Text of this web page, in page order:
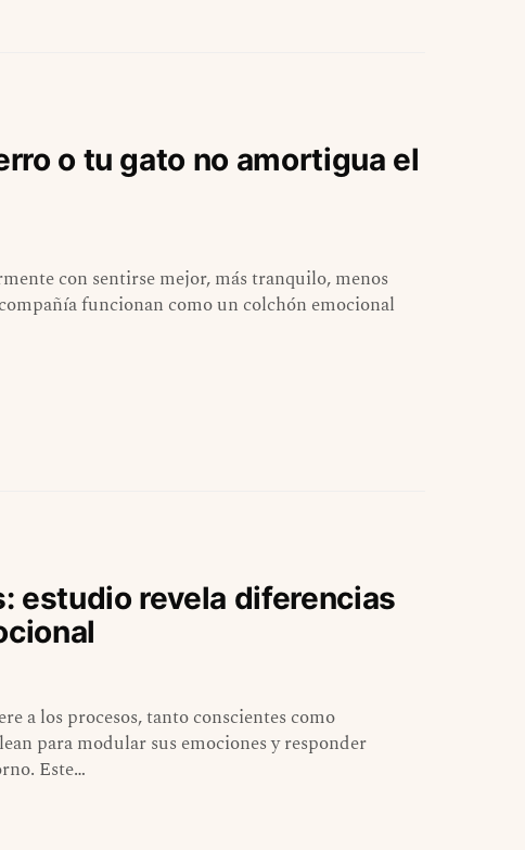
o tu gato no amortigua el
con sentirse mejor, más tranquilo, menos
funcionan como un colchón emocional
estudio revela diferencias
a los procesos, tanto conscientes como
para modular sus emociones y responder
Este…